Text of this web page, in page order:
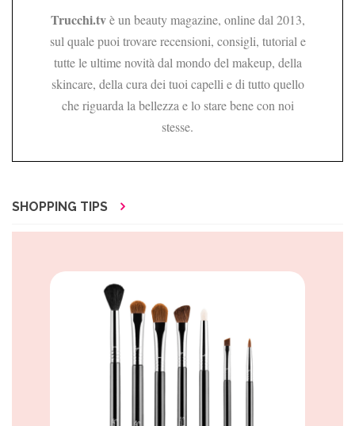
Trucchi.tvè un beauty magazine, online dal 2013,
sul quale puoi trovare recensioni, consigli, tutorial e
tutte le ultime novità dal mondo del makeup, della
skincare, della cura dei tuoi capelli e di tutto quello
che riguarda la bellezza e lo stare bene con noi
stesse.
SHOPPING TIPS